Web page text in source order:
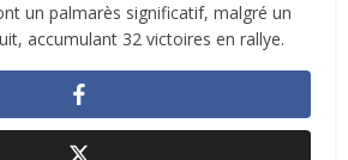
un palmarès significatif, malgré un
accumulant 32 victoires en rallye.